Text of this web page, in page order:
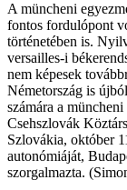
A müncheni
fontos fordulópont
történetében is.
versailles-i
nem képesek
Németország is
számára a
Csehszlovák
Szlovákia, október
autonómiáját,
szorgalmazta.